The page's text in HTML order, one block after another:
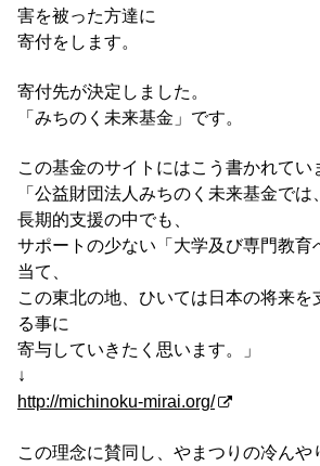
害を被った方達に
寄付をします。
寄付先が決定しました。
「みちのく未来基金」です。
この基金のサイトにはこう書かれてい
「公益財団法人みちのく未来基金では
長期的支援の中でも、
サポートの少ない「大学及び専門教育
当て、
この東北の地、ひいては日本の将来を
る事に
寄与していきたく思います。」
↓
http://michinoku-mirai.org/
この理念に賛同し、やまつりの冷んや